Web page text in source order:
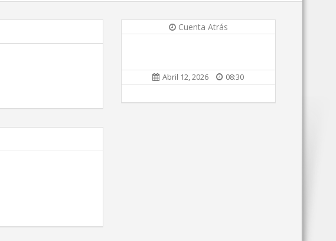
Cuenta Atrás
Abril 12, 2026 08:30